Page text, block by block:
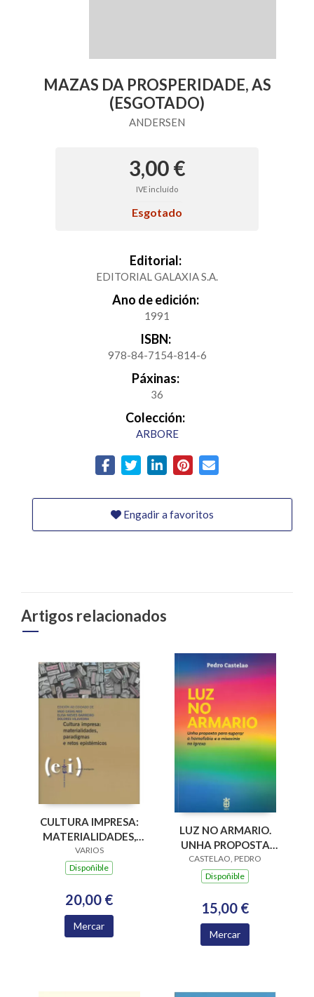
MAZAS DA PROSPERIDADE, AS
(ESGOTADO)
ANDERSEN
3,00 €
IVE incluído
Esgotado
Editorial:
EDITORIAL GALAXIA S.A.
Ano de edición:
1991
ISBN:
978-84-7154-814-6
Páxinas:
36
Colección:
ARBORE
Engadir a favoritos
Artigos relacionados
CULTURA IMPRESA:
MATERIALIDADES,
PARADIGMAS E
RETOS EPISTÉMICOS
VARIOS
Dispoñible
20,00 €
Mercar
LUZ NO ARMARIO.
UNHA PROPOSTA
PARA SUPERAR A
HOMOFOBIA E A
IGREXA
CASTELAO, PEDRO
Dispoñible
15,00 €
Mercar